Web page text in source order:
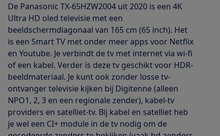
De Panasonic TX-65HZW2004 uit 2020 is een 4K
Ultra HD oled televisie met een
beeldschermdiagonaal van 165 cm (65 inch). Het
is een Smart TV met onder meer apps voor Netflix
en Youtube. Je verbindt de tv met internet via wi-fi
of een kabel. Verder is deze tv geschikt voor HDR-
beeldmateriaal. Je kunt ook zonder losse tv-
ontvanger televisie kijken bij Digitenne (alleen
NPO1, 2, 3 en een regionale zender), kabel-tv
providers en satelliet-tv. Bij kabel en satelliet heb
je wel een CI+ module in de tv nodig om de